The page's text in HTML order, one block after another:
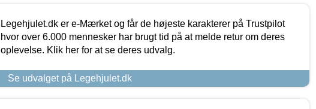
Legehjulet.dk er e-Mærket og får de højeste karakterer på Trustpilot
hvor over 6.000 mennesker har brugt tid på at melde retur om deres
oplevelse. Klik her for at se deres udvalg.
Se udvalget på Legehjulet.dk